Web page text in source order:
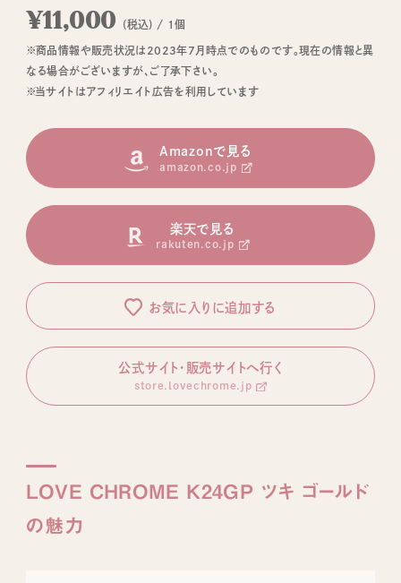
¥11,000 (税込) / 1個
※商品情報や販売状況は2023年7月時点でのものです。現在の情報と異
なる場合がございますが、ご了承下さい。
※当サイトはアフィリエイト広告を利用しています
Amazonで見る
amazon.co.jp
楽天で見る
rakuten.co.jp
お気に入りに追加する
公式サイト・販売サイトへ行く
store.lovechrome.jp
LOVE CHROME K24GP ツキ ゴールド
の魅力